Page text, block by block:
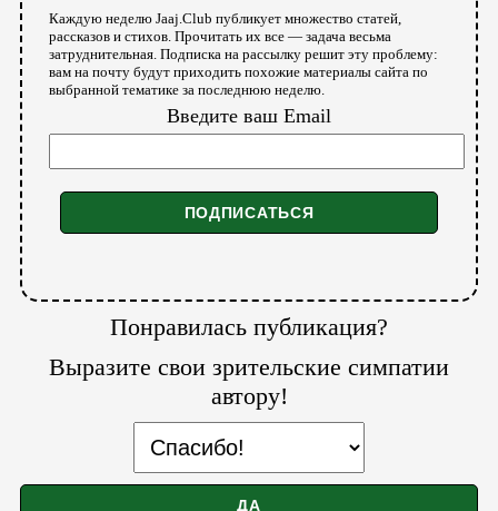
Каждую неделю Jaaj.Club публикует множество статей,
рассказов и стихов. Прочитать их все — задача весьма
затруднительная. Подписка на рассылку решит эту проблему:
вам на почту будут приходить похожие материалы сайта по
выбранной тематике за последнюю неделю.
Введите ваш Email
Понравилась публикация?
Выразите свои зрительские симпатии
автору!